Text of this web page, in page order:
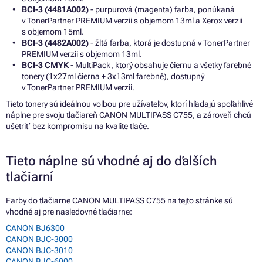
BCI-3 (4481A002)- purpurová (magenta) farba, ponúkaná
v TonerPartner PREMIUM verzii s objemom 13ml a Xerox verzii
s objemom 15ml.
BCI-3 (4482A002)- žltá farba, ktorá je dostupná v TonerPartner
PREMIUM verzii s objemom 13ml.
BCI-3 CMYK- MultiPack, ktorý obsahuje čiernu a všetky farebné
tonery (1x27ml čierna + 3x13ml farebné), dostupný
v TonerPartner PREMIUM verzii.
Tieto tonery sú ideálnou voľbou pre užívateľov, ktorí hľadajú spoľahlivé
náplne pre svoju tlačiareň CANON MULTIPASS C755, a zároveň chcú
ušetriť bez kompromisu na kvalite tlače.
Tieto náplne sú vhodné aj do ďalších
tlačiarní
Farby do tlačiarne CANON MULTIPASS C755 na tejto stránke sú
vhodné aj pre nasledovné tlačiarne:
CANON BJ6300
CANON BJC-3000
CANON BJC-3010